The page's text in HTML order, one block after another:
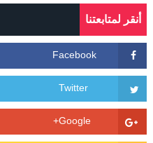
أنقر لمتابعتنا